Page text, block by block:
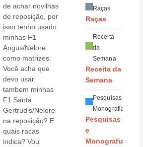
de achar novilhas
de reposição, por
isso tenho usado
minhas F1
Angus/Nelore
como matrizes.
Você acha que
devo usar
tambem minhas
F1 Santa
Gertrudis/Nelore
na reposição? E
quais racas
indica? Vou
Raças
Raças
Receita
da
Semana
Receita da
Semana
Pesquisas e
Monografias
Pesquisas
e
Monografias